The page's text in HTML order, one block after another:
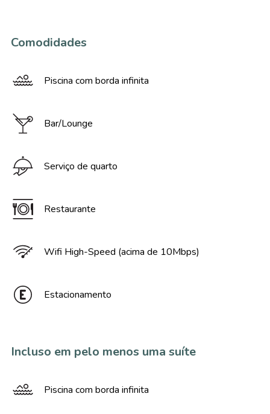
Comodidades
Piscina com borda infinita
Bar/Lounge
Serviço de quarto
Restaurante
Wifi High-Speed (acima de 10Mbps)
Estacionamento
Incluso em pelo menos uma suíte
Piscina com borda infinita